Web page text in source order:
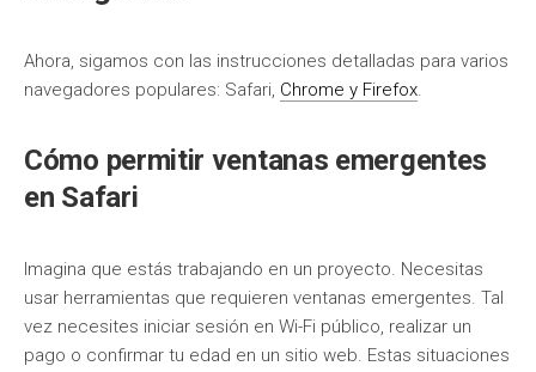
Ahora, sigamos con las instrucciones detalladas para varios
navegadores populares: Safari, Chrome y Firefox.
Cómo permitir ventanas emergentes
en Safari
Imagina que estás trabajando en un proyecto. Necesitas
usar herramientas que requieren ventanas emergentes. Tal
vez necesites iniciar sesión en Wi-Fi público, realizar un
pago o confirmar tu edad en un sitio web. Estas situaciones